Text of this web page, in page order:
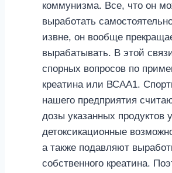
коммунизма. Все, что он
выработать
извне, он вообще
вырабатывать. В этой
спорных вопросов по
креатина или ВСАА1.
нашего предприятия
дозы указанных продуктов
детоксикационные
а также подавляют
собственного креатина.